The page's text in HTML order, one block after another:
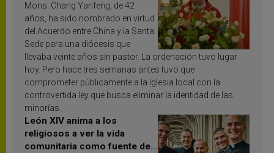
Mons. Chang Yanfeng, de 42
años, ha sido nombrado en virtud
del Acuerdo entre China y la Santa
Sede para una diócesis que
llevaba veinte años sin pastor. La ordenación tuvo lugar
hoy. Pero hace tres semanas antes tuvo que
comprometer públicamente a la Iglesia local con la
controvertida ley que busca eliminar la identidad de las
minorías.
León XIV anima a los
religiosos a ver la vida
comunitaria como fuente de